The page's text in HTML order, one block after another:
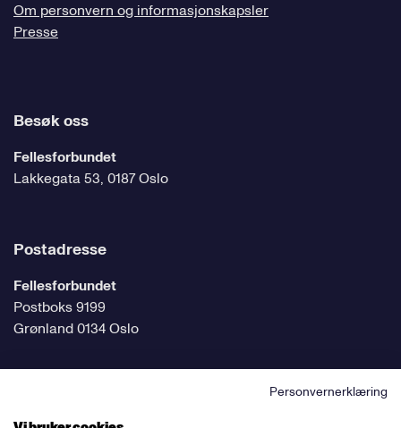
Om personvern og informasjonskapsler
Presse
Besøk oss
Fellesforbundet
Lakkegata 53, 0187 Oslo
Postadresse
Fellesforbundet
Postboks 9199
Grønland 0134 Oslo
Følg oss på sosiale medier
Personvernerklæring